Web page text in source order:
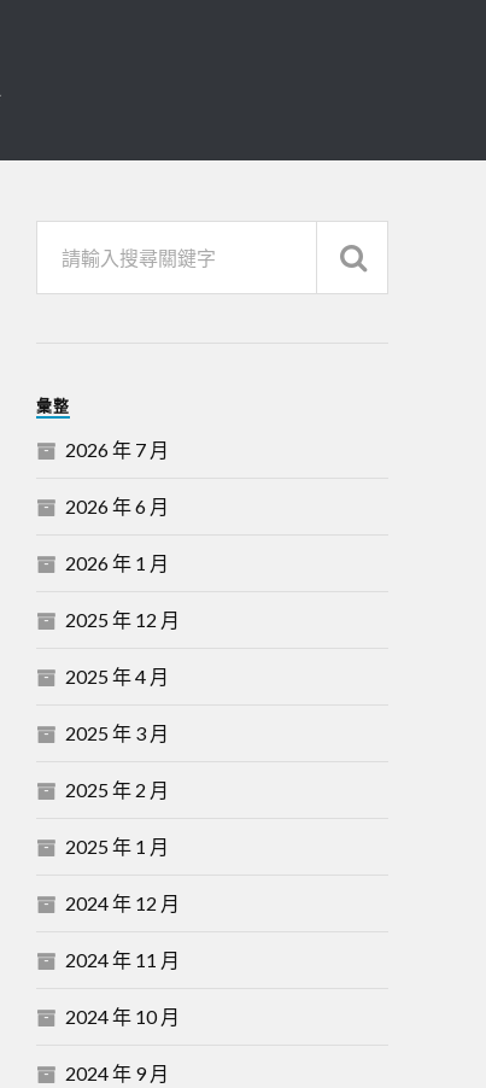
彙整
2026 年 7 月
2026 年 6 月
2026 年 1 月
2025 年 12 月
2025 年 4 月
2025 年 3 月
2025 年 2 月
2025 年 1 月
2024 年 12 月
2024 年 11 月
2024 年 10 月
2024 年 9 月